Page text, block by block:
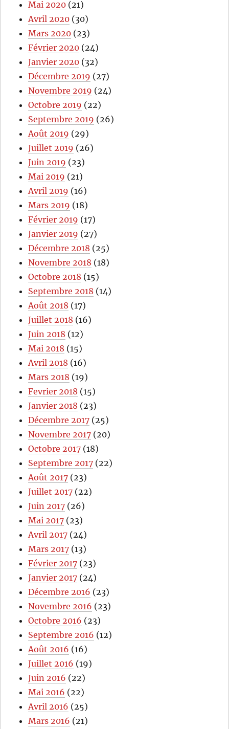
Mai 2020 (21)
Avril 2020 (30)
Mars 2020 (23)
Février 2020 (24)
Janvier 2020 (32)
Décembre 2019 (27)
Novembre 2019 (24)
Octobre 2019 (22)
Septembre 2019 (26)
Août 2019 (29)
Juillet 2019 (26)
Juin 2019 (23)
Mai 2019 (21)
Avril 2019 (16)
Mars 2019 (18)
Février 2019 (17)
Janvier 2019 (27)
Décembre 2018 (25)
Novembre 2018 (18)
Octobre 2018 (15)
Septembre 2018 (14)
Août 2018 (17)
Juillet 2018 (16)
Juin 2018 (12)
Mai 2018 (15)
Avril 2018 (16)
Mars 2018 (19)
Fevrier 2018 (15)
Janvier 2018 (23)
Décembre 2017 (25)
Novembre 2017 (20)
Octobre 2017 (18)
Septembre 2017 (22)
Août 2017 (23)
Juillet 2017 (22)
Juin 2017 (26)
Mai 2017 (23)
Avril 2017 (24)
Mars 2017 (13)
Février 2017 (23)
Janvier 2017 (24)
Décembre 2016 (23)
Novembre 2016 (23)
Octobre 2016 (23)
Septembre 2016 (12)
Août 2016 (16)
Juillet 2016 (19)
Juin 2016 (22)
Mai 2016 (22)
Avril 2016 (25)
Mars 2016 (21)